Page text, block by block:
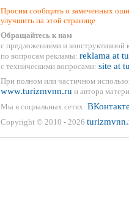
Просим сообщить о замеченных
улучшить на этой странице
Обращайтесь к нам
с предложениями и конструктивной
по вопросам рекламы: reklama at
с техническими вопросами: site at
При полном или частичном
www.turizmvnn.ru и автора
Мы в социальных сетях:
Copyright © 2010 - 2026